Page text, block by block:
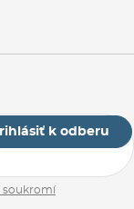
k odberu
soukromí